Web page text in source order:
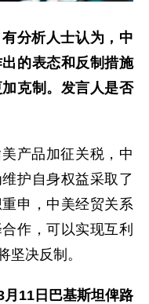
分析人士认为，中
的表态和反制措施
克制。发言人是否
产品加征关税，中
护自身权益采取了
申，中美经贸关系
作，可以实现互利
坚决反制。
11日巴基斯坦俾路